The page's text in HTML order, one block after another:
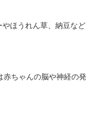
ほうれん草、納豆など
赤ちゃんの脳や神経の発